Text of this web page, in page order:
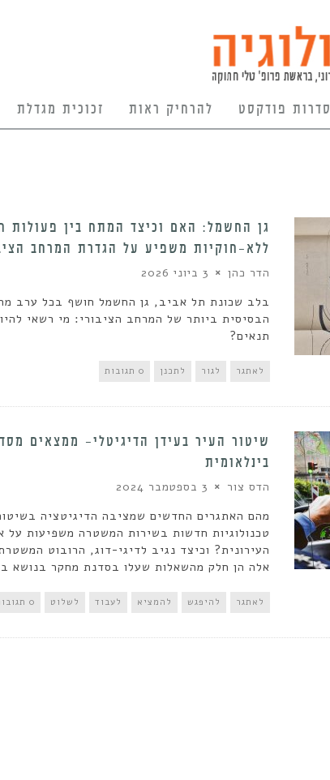
סדרות פודקסט להרחיק ראות זכוכית מגדלת
גן החשמל: האם וכיצד המתח בין פעולות
ללא-חוקיות משפיע על הגדרת המרחב
הדר כהן 3 ביוני 2026
בלב שכונת תל אביב, גן החשמל חושף בכל ערב
הבסיסית ביותר של המרחב הציבורי: מי רשאי
תנאים?
לאתגר לגור לתכנן 0 תגובות
שיטור העיר בעידן הדיגיטלי- ממצאים
בינלאומית
הדס צור 3 בספטמבר 2024
מהם האתגרים החדשים שמציבה הדיגיטציה
טכנולוגיות חדשות בשירות המשטרה משפיעות על
העירונית? וכיצד נגיב לדיגי-דוג, הרובוט
אלה הן חלק מהשאלות שעלו בסדנת מחקר בנושא
לאתגר להיפגש להמציא לעבוד לשלוט 0 תגובות